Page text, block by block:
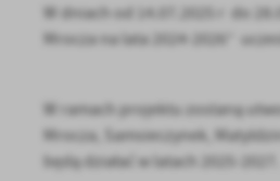
W dniach od 14.07.2025 r do
Mrocza na lata 2024-2026”
W ramach projektu zostaną
Mrocza, Samsieczynek,
będą działać w latach 2025-2027.